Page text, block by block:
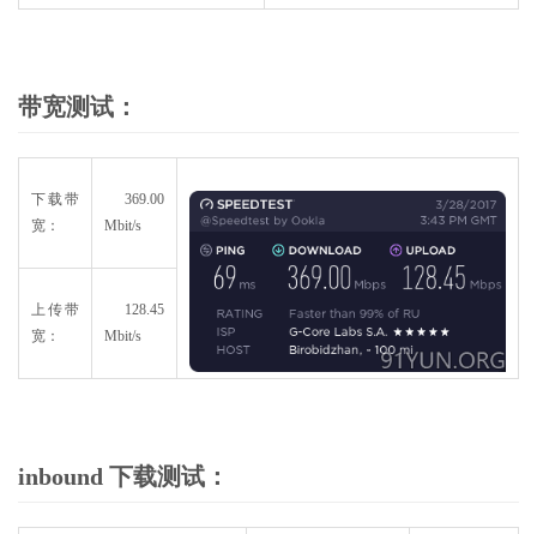
带宽测试：
下载带
宽：
369.00
Mbit/s
上传带
宽：
128.45
Mbit/s
inbound 下载测试：